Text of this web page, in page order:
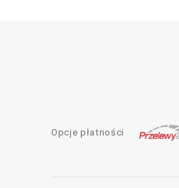
Opcje płatności